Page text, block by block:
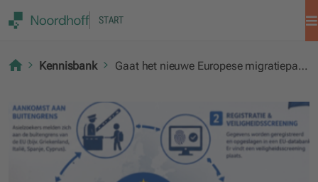
START
Kennisbank Gaat het nieuwe Europese migratiepact problemen oplossen?